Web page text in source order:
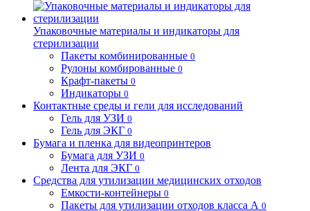
Упаковочные материалы и индикаторы для
стерилизации
Пакеты комбинированные 0
Рулоны комбированные 0
Крафт-пакеты 0
Индикаторы 0
Контактные среды и гели для исследований
Гель для УЗИ 0
Гель для ЭКГ 0
Бумага и пленка для видеопринтеров
Бумага для УЗИ 0
Лента для ЭКГ 0
Средства для утилизации медицинских отходов
Емкости-контейнеры 0
Пакеты для утилизации отходов класса А 0